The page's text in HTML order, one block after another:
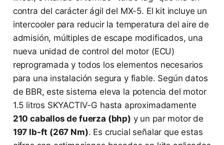
contra del carácter ágil del MX-5. El kit incluye un
intercooler para reducir la temperatura del aire de
admisión, múltiples de escape modificados, una
nueva unidad de control del motor (ECU)
reprogramada y todos los elementos necesarios
para una instalación segura y fiable. Según datos
de BBR, este sistema eleva la potencia del motor
1.5 litros SKYACTIV-G hasta aproximadamente
210 caballos de fuerza (bhp) y un par motor de
197 lb-ft (267 Nm). Es crucial señalar que estas